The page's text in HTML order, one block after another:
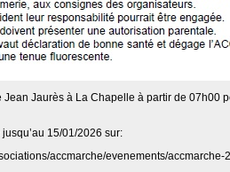
Jaurès à La Chapelle à partir de 07h00
15/01/2026 sur:
accmarche/evenements/